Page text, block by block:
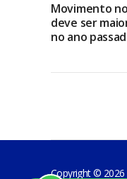
Movimento
deve ser
no ano
Copyright © 2026